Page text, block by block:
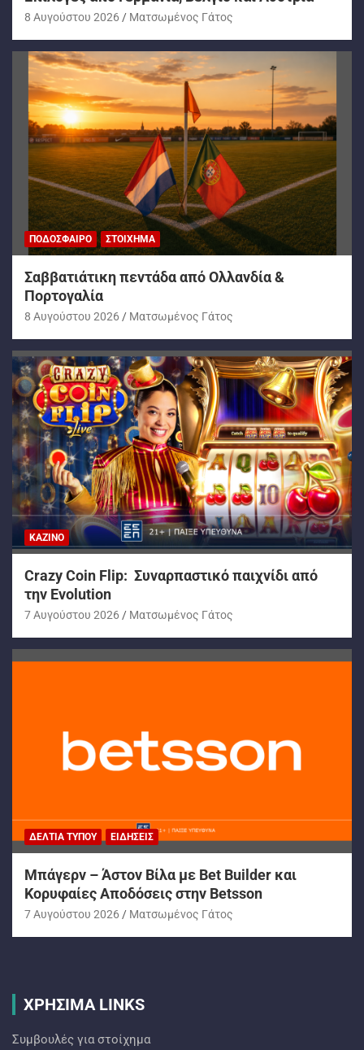
8 Αυγούστου 2026 Ματσωμένος Γάτος
ΠΟΔΌΣΦΑΙΡΟ ΣΤΟΊΧΗΜΑ
Σαββατιάτικη πεντάδα από Ολλανδία &
Πορτογαλία
8 Αυγούστου 2026 Ματσωμένος Γάτος
ΚΑΖΊΝΟ
Crazy Coin Flip: Συναρπαστικό παιχνίδι από
την Evolution
7 Αυγούστου 2026 Ματσωμένος Γάτος
ΔΕΛΤΊΑ ΤΎΠΟΥ ΕΙΔΉΣΕΙΣ
Μπάγερν – Άστον Βίλα με Bet Builder και
Κορυφαίες Αποδόσεις στην Betsson
7 Αυγούστου 2026 Ματσωμένος Γάτος
ΧΡΗΣΙΜΑ LINKS
Συμβουλές για στοίχημα